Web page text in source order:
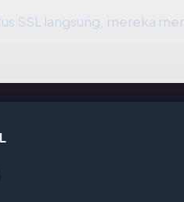
SSL langsung, mereka